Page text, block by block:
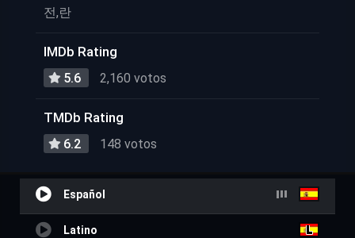
전,란
IMDb Rating
5.6 2,160 votos
TMDb Rating
6.2 148 votos
Español
Latino